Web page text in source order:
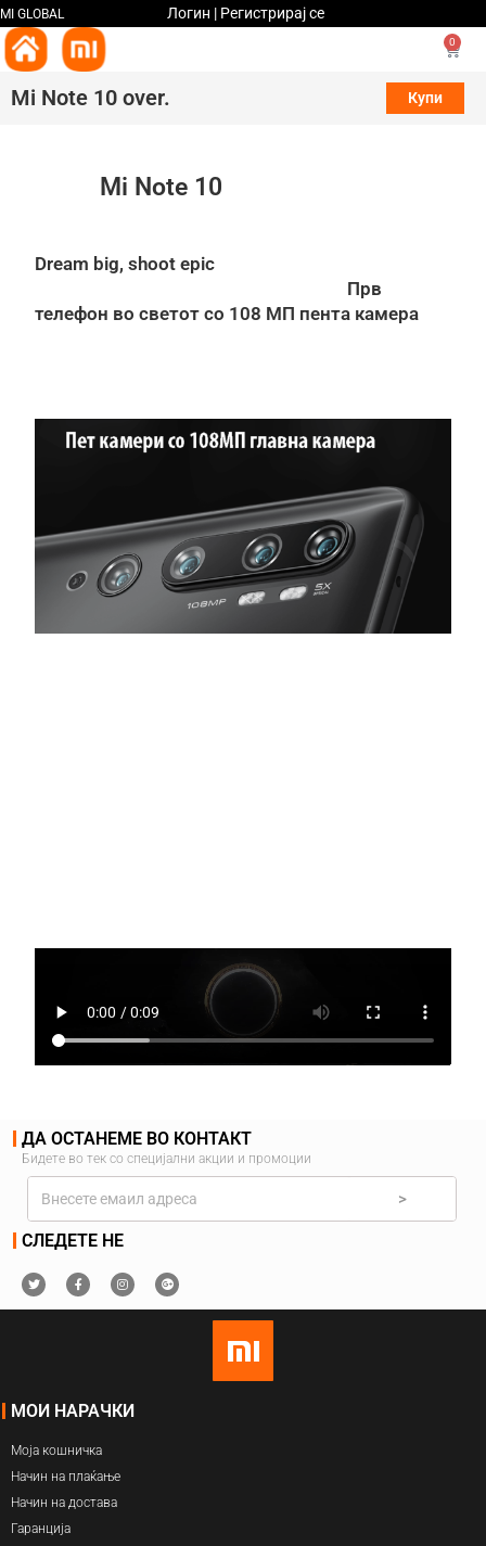
MI GLOBAL Логин | Регистрирај се
0
Mi Note 10 over. Купи
Mi Note 10
Dream big, shoot epic
Прв
телефон во светот со 108 МП пента камера
ДА ОСТАНЕМЕ ВО КОНТАКТ
Бидете во тек со специјални акции и промоции
>
СЛЕДЕТЕ НЕ
МОИ НАРАЧКИ
Моја кошничка
Начин на плаќање
Начин на достава
Гаранција